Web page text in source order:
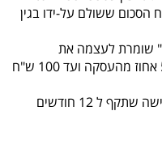
הסכום ששולם על-ידו בגין
שומרת לעצמה את
הזכות לגבות מהלקוח דמי טיפול של 5 אחוז מהעסקה ועד 100 ש"ח
זיכוי - ניתן יהיה לקבל זיכוי בגובה הרכישה שתקף ל 12 חודשים